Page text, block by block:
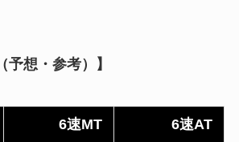
予想・参考）】
6速MT 6速AT